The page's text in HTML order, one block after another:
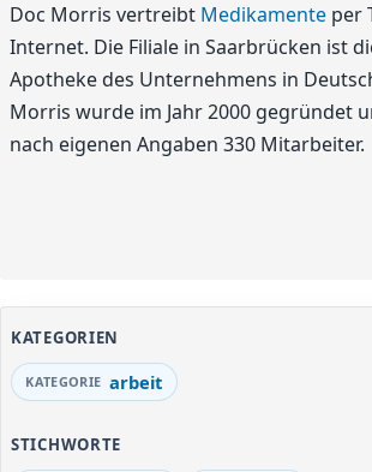
Doc Morris vertreibt Medikamente per
Internet. Die Filiale in Saarbrücken ist
Apotheke des Unternehmens in
Morris wurde im Jahr 2000 gegründet
nach eigenen Angaben 330 Mitarbeiter.
KATEGORIEN
arbeit
STICHWORTE